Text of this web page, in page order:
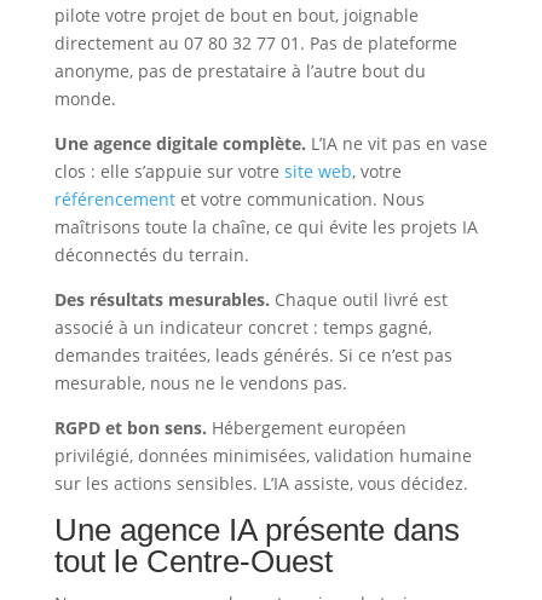
pilote votre projet de bout en bout, joignable
directement au 07 80 32 77 01. Pas de plateforme
anonyme, pas de prestataire à l’autre bout du
monde.
Une agence digitale complète. L’IA ne vit pas en vase
clos : elle s’appuie sur votre site web, votre
référencementet votre communication. Nous
maîtrisons toute la chaîne, ce qui évite les projets IA
déconnectés du terrain.
Des résultats mesurables. Chaque outil livré est
associé à un indicateur concret : temps gagné,
demandes traitées, leads générés. Si ce n’est pas
mesurable, nous ne le vendons pas.
RGPD et bon sens. Hébergement européen
privilégié, données minimisées, validation humaine
sur les actions sensibles. L’IA assiste, vous décidez.
Une agence IA présente dans
tout le Centre-Ouest